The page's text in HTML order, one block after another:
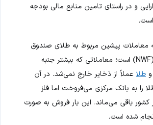
و در راستای تامین منابع مالی بودجه
معاملات پیشین مربوط به طلای صندوق
ثروت ملی روسیه (NWF) است؛ معاملاتی که بیشتر جنبه
طلا عملاً از ذخایر خارج نمی‌شد. در آن
را به بانک مرکزی می‌فروخت اما فلز
باقی می‌ماند. این بار فروش به صورت
شده است.